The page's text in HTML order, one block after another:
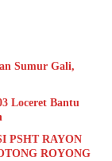
Sumur Gali,
Loceret Bantu
PSHT RAYON
ROYONG